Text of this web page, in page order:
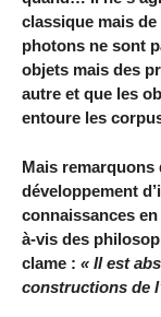
classique mais
photons ne sont
objets mais des
autre et que les
entoure les
Mais remarquons
développement
connaissances
à-vis des
clame : « Il est
constructions de